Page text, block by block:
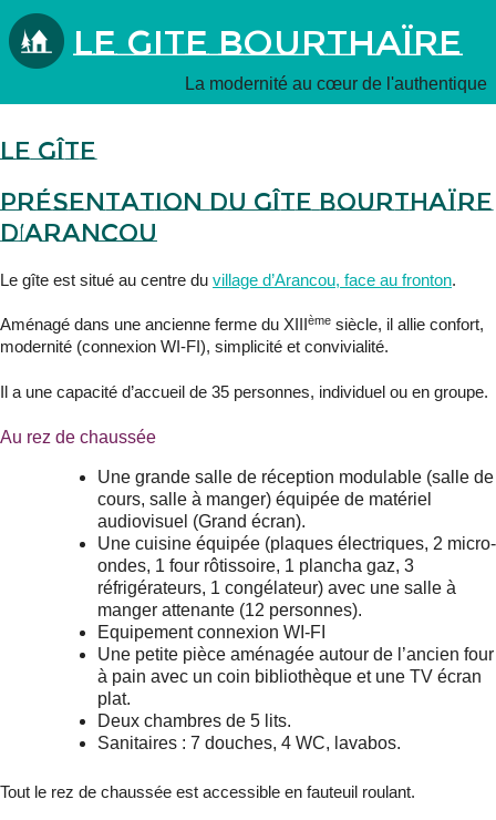
Le Gite Bourthaïre
La modernité au cœur de l'authentique
Le gîte
Présentation du gîte Bourthaïre
d’Arancou
Le gîte est situé au centre du village d’Arancou, face au fronton.
Aménagé dans une ancienne ferme du XIIIème siècle, il allie confort,
modernité (connexion WI-FI), simplicité et convivialité.
Il a une capacité d’accueil de 35 personnes, individuel ou en groupe.
Au rez de chaussée
Une grande salle de réception modulable (salle de
cours, salle à manger) équipée de matériel
audiovisuel (Grand écran).
Une cuisine équipée (plaques électriques, 2 micro-
ondes, 1 four rôtissoire, 1 plancha gaz, 3
réfrigérateurs, 1 congélateur) avec une salle à
manger attenante (12 personnes).
Equipement connexion WI-FI
Une petite pièce aménagée autour de l’ancien four
à pain avec un coin bibliothèque et une TV écran
plat.
Deux chambres de 5 lits.
Sanitaires : 7 douches, 4 WC, lavabos.
Tout le rez de chaussée est accessible en fauteuil roulant.